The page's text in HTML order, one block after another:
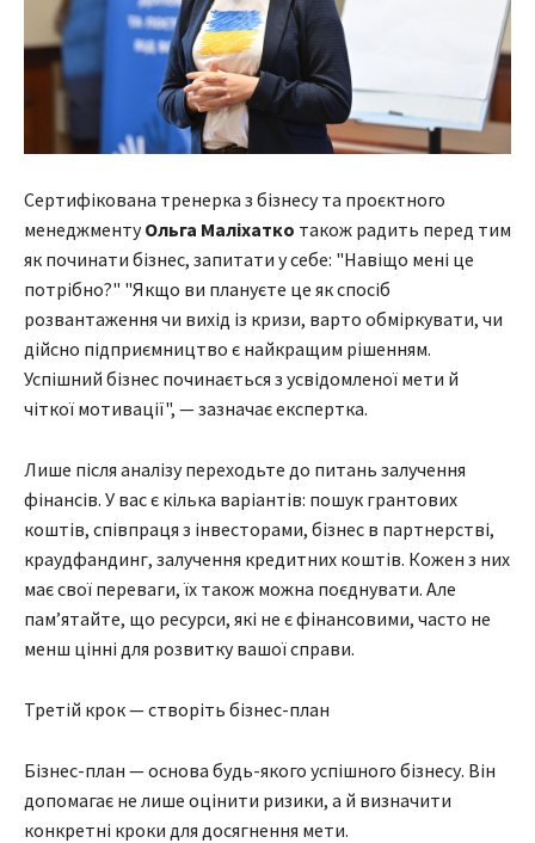
Сертифікована тренерка з бізнесу та проєктного
менеджментуОльга Маліхатко також радить перед тим
як починати бізнес, запитати у себе: "Навіщо мені це
потрібно?" "Якщо ви плануєте це як спосіб
розвантаження чи вихід із кризи, варто обміркувати, чи
дійсно підприємництво є найкращим рішенням.
Успішний бізнес починається з усвідомленої мети й
чіткої мотивації", — зазначає експертка.
Лише після аналізу переходьте до питань залучення
фінансів. У вас є кілька варіантів: пошук грантових
коштів, співпраця з інвесторами, бізнес в партнерстві,
краудфандинг, залучення кредитних коштів. Кожен з них
має свої переваги, їх також можна поєднувати. Але
пам’ятайте, що ресурси, які не є фінансовими, часто не
менш цінні для розвитку вашої справи.
Третій крок — створіть бізнес-план
Бізнес-план — основа будь-якого успішного бізнесу. Він
допомагає не лише оцінити ризики, а й визначити
конкретні кроки для досягнення мети.